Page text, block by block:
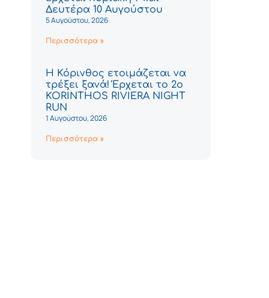
Δευτέρα 10 Αυγούστου
5 Αυγούστου, 2026
Περισσότερα »
Η Κόρινθος ετοιμάζεται να
τρέξει ξανά! Έρχεται το 2ο
KORINTHOS RIVIERA NIGHT
RUN
1 Αυγούστου, 2026
Περισσότερα »